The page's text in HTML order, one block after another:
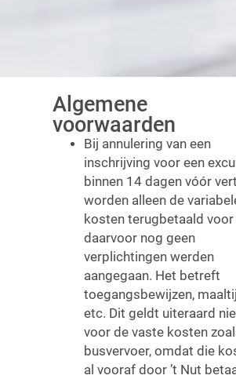
Algemene
voorwaarden
Bij annulering van een
inschrijving voor een
binnen 14 dagen vóór
worden alleen de
kosten terugbetaald voor
daarvoor nog geen
verplichtingen werden
aangegaan. Het betreft
toegangsbewijzen,
etc. Dit geldt uiteraard
voor de vaste kosten
busvervoer, omdat die
al vooraf door ’t Nut